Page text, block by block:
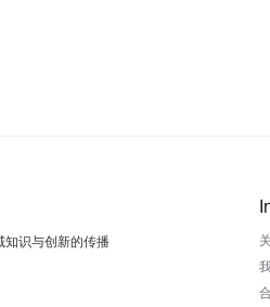
知识与创新的传播